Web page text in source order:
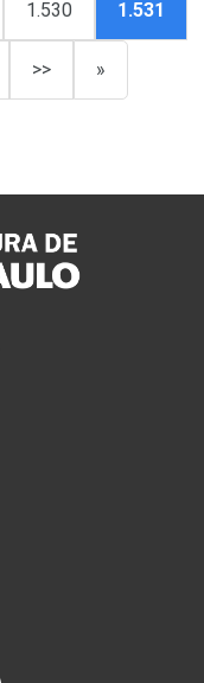
1.530 1.531
>> »